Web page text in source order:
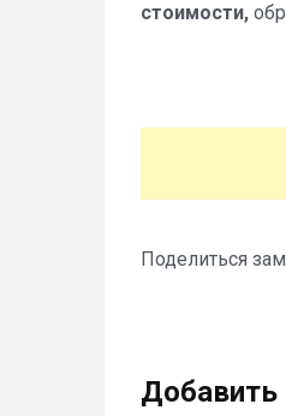
стоимости,
Поделиться
Добавить